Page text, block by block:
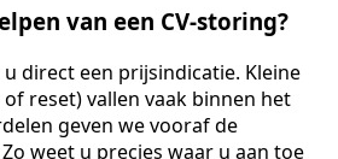
van een CV-storing?
direct een prijsindicatie. Kleine
reset) vallen vaak binnen het
geven we vooraf de
weet u precies waar u aan toe